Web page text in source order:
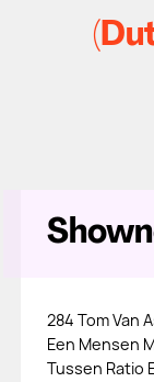
284 Tom Van
Een Mensen
Tussen Ratio